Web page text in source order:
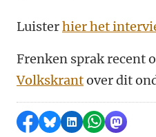
Luisterhier het
Frenken sprak recent
Volkskrantover dit
Delen op Facebook
Delen via Bluesky
Delen opDelen via
Delen